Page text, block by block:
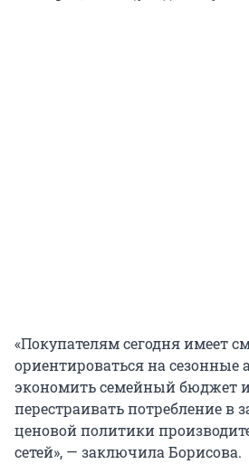
«Покупателям сегодня имеет
ориентироваться на сезонные
экономить семейный бюджет
перестраивать потребление в
ценовой политики
сетей», — заключила Борисова.